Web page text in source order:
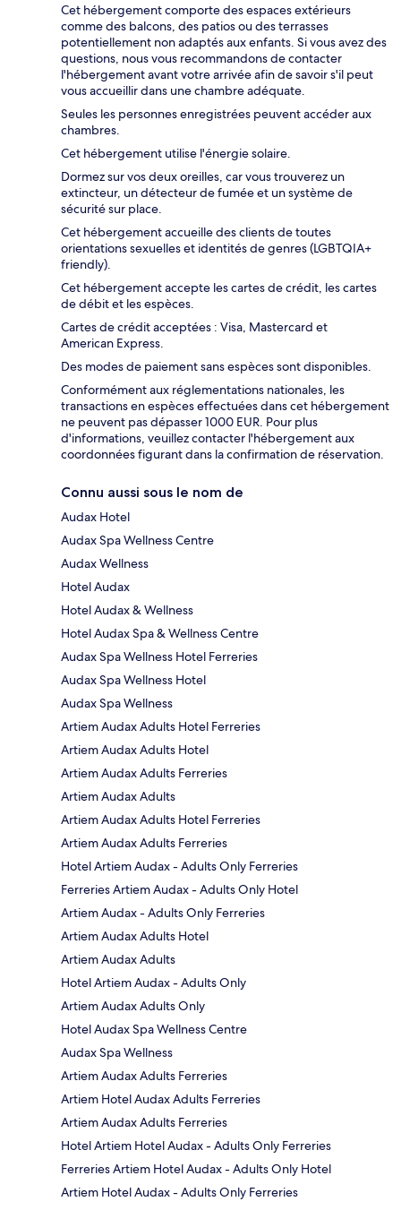
Cet hébergement comporte des espaces extérieurs
comme des balcons, des patios ou des terrasses
potentiellement non adaptés aux enfants. Si vous avez des
questions, nous vous recommandons de contacter
l'hébergement avant votre arrivée afin de savoir s'il peut
vous accueillir dans une chambre adéquate.
Seules les personnes enregistrées peuvent accéder aux
chambres.
Cet hébergement utilise l'énergie solaire.
Dormez sur vos deux oreilles, car vous trouverez un
extincteur, un détecteur de fumée et un système de
sécurité sur place.
Cet hébergement accueille des clients de toutes
orientations sexuelles et identités de genres (LGBTQIA+
friendly).
Cet hébergement accepte les cartes de crédit, les cartes
de débit et les espèces.
Cartes de crédit acceptées : Visa, Mastercard et
American Express.
Des modes de paiement sans espèces sont disponibles.
Conformément aux réglementations nationales, les
transactions en espèces effectuées dans cet hébergement
ne peuvent pas dépasser 1000 EUR. Pour plus
d'informations, veuillez contacter l'hébergement aux
coordonnées figurant dans la confirmation de réservation.
Connu aussi sous le nom de
Audax Hotel
Audax Spa Wellness Centre
Audax Wellness
Hotel Audax
Hotel Audax & Wellness
Hotel Audax Spa & Wellness Centre
Audax Spa Wellness Hotel Ferreries
Audax Spa Wellness Hotel
Audax Spa Wellness
Artiem Audax Adults Hotel Ferreries
Artiem Audax Adults Hotel
Artiem Audax Adults Ferreries
Artiem Audax Adults
Artiem Audax Adults Hotel Ferreries
Artiem Audax Adults Ferreries
Hotel Artiem Audax - Adults Only Ferreries
Ferreries Artiem Audax - Adults Only Hotel
Artiem Audax - Adults Only Ferreries
Artiem Audax Adults Hotel
Artiem Audax Adults
Hotel Artiem Audax - Adults Only
Artiem Audax Adults Only
Hotel Audax Spa Wellness Centre
Audax Spa Wellness
Artiem Audax Adults Ferreries
Artiem Hotel Audax Adults Ferreries
Artiem Audax Adults Ferreries
Hotel Artiem Hotel Audax - Adults Only Ferreries
Ferreries Artiem Hotel Audax - Adults Only Hotel
Artiem Hotel Audax - Adults Only Ferreries